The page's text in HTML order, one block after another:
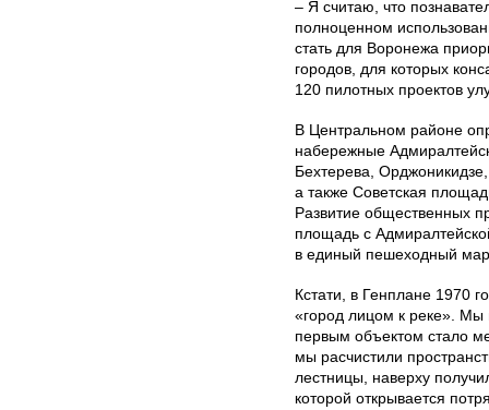
– Я считаю, что
полноценном
стать для Воронежа
городов, для которых
120 пилотных проектов
В Центральном районе
набережные
Бехтерева,
а также Советская
Развитие общественных
площадь с
в единый пешеходный
Кстати, в Генплане 1970
«город лицом к реке». Мы
первым объектом стало
мы расчистили
лестницы, наверху
которой открывается